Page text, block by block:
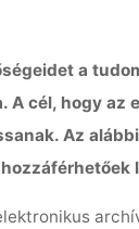
a
A cél, hogy az
Az